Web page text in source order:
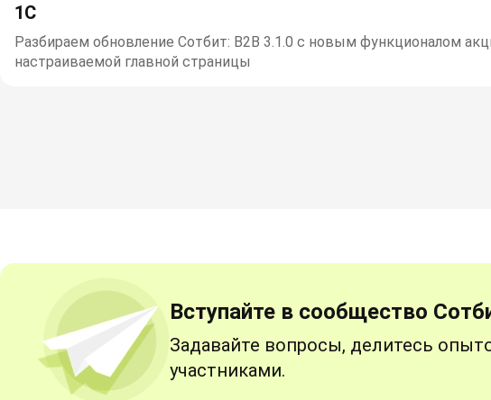
1С
Разбираем обновление Сотбит: B2B 3.1.0 с новым функционалом
настраиваемой главной страницы
Вступайте в сообщество
Задавайте вопросы, делитесь
участниками.